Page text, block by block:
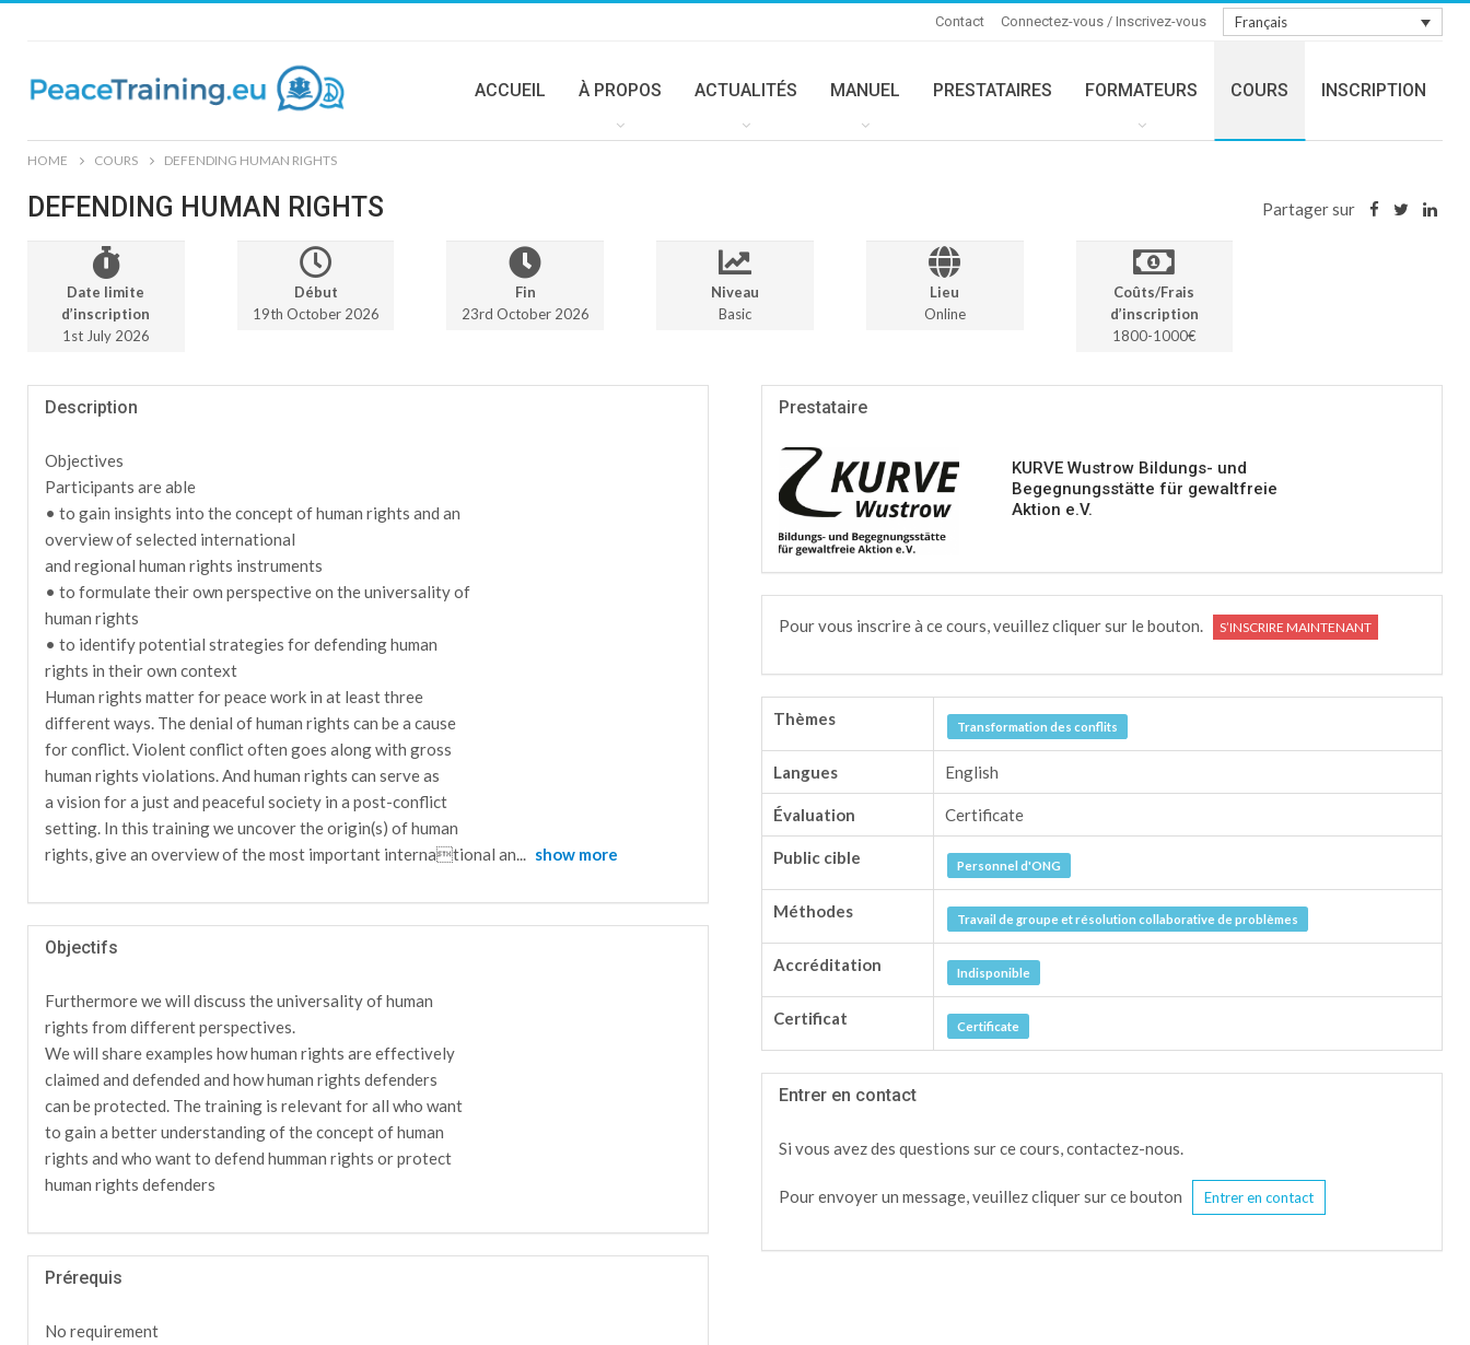
Français
Connectez-vous / Inscrivez-vous
Contact
ACCUEIL À PROPOS ACTUALITÉS MANUEL PRESTATAIRES FORMATEURS COURS INSCRIPTION
HOME COURS DEFENDING HUMAN RIGHTS
DEFENDING HUMAN RIGHTS Partager sur
Date limite
d’inscription
1st July 2026
Début
19th October 2026
Fin
23rd October 2026
Niveau
Basic
Lieu
Online
Coûts/Frais
d’inscription
1800-1000€
Description
Objectives
Participants are able
• to gain insights into the concept of human rights and an
overview of selected international
and regional human rights instruments
• to formulate their own perspective on the universality of
human rights
• to identify potential strategies for defending human
rights in their own context
Human rights matter for peace work in at least three
different ways. The denial of human rights can be a cause
for conflict. Violent conflict often goes along with gross
human rights violations. And human rights can serve as
a vision for a just and peaceful society in a post-conflict
setting. In this training we uncover the origin(s) of human
rights, give an overview of the most important international an... show more
Objectifs
Furthermore we will discuss the universality of human
rights from different perspectives.
We will share examples how human rights are effectively
claimed and defended and how human rights defenders
can be protected. The training is relevant for all who want
to gain a better understanding of the concept of human
rights and who want to defend humman rights or protect
human rights defenders
Prérequis
No requirement
Prestataire
KURVE Wustrow Bildungs- und
Begegnungsstätte für gewaltfreie
Aktion e.V.
Pour vous inscrire à ce cours, veuillez cliquer sur le bouton. S’INSCRIRE MAINTENANT
Thèmes Transformation des conflits
Langues English
Évaluation Certificate
Public cible Personnel d'ONG
Méthodes Travail de groupe et résolution collaborative de problèmes
Accréditation Indisponible
Certificat Certificate
Entrer en contact
Si vous avez des questions sur ce cours, contactez-nous.
Pour envoyer un message, veuillez cliquer sur ce bouton Entrer en contact